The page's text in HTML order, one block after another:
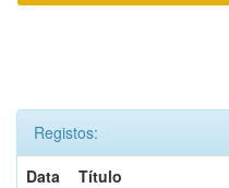
Registos:
Data
Título